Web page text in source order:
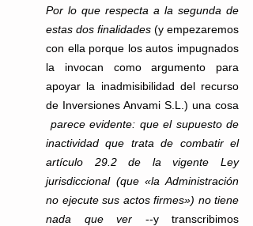
Por lo que respecta a la segunda de
estas dos finalidades (y empezaremos
con ella porque los autos impugnados
la invocan como argumento para
apoyar la inadmisibilidad del recurso
de Inversiones Anvami S.L.) una cosa
parece evidente: que el supuesto de
inactividad que trata de combatir el
artículo 29.2 de la vigente Ley
jurisdiccional (que «la Administración
no ejecute sus actos firmes») no tiene
nada que ver --y transcribimos